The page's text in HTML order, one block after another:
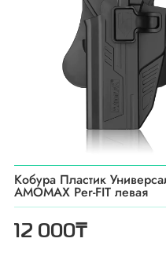
Кобура Пластик
AMOMAX Per-FIT левая
12 000₸